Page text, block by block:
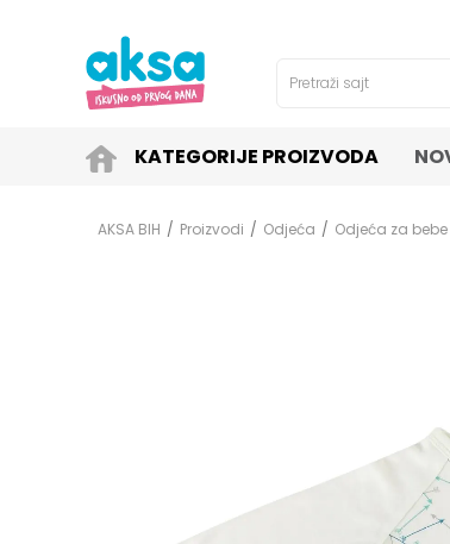
Pretraži sajt
KATEGORIJE PROIZVODA
AKSA BIH Proizvodi Odjeća Odjeća za